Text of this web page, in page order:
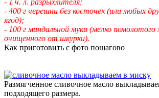
- 400 г черешни без косточек (или любых
ягод);
- 100 г миндальной муки (мелко помолотого
очищенного от шкурки).
Как приготовить с фото пошагово
Размягченное сливочное масло
подходящего размера.